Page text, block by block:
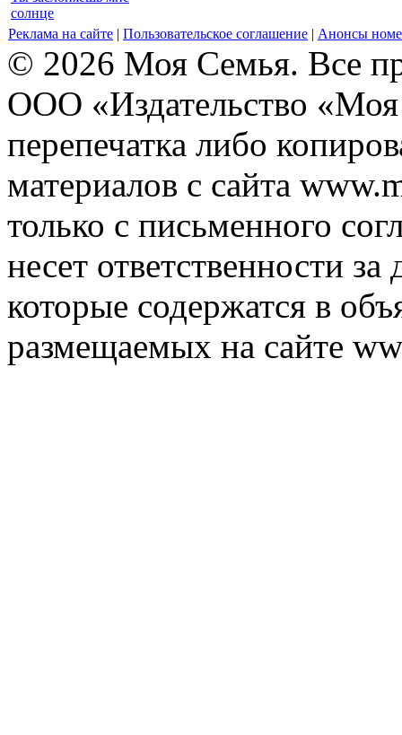
солнце
Реклама на сайте | Пользовательское соглашение | Анонсы
© 2026 Моя Семья. Все
ООО «Издательство
перепечатка либо
материалов с сайта
только с письменного
несет ответственности
которые содержатся в
размещаемых на сайте